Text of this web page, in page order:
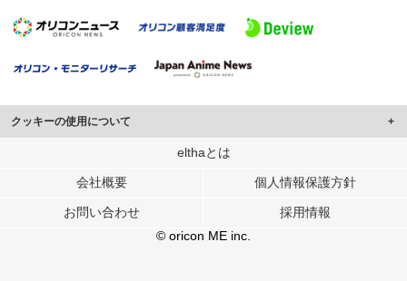
クッキーの使用について
このサイトでは Cookie を使用して、ユーザーに合わせたコンテンツや広告の
行っています。
メディアや広告配信、データ解析の各パートナーに提供しています。
各パートナーは、この情報とユーザーが各パートナーに提供した他の情報や、
ユーザーが各パートナーのサービスを使用したときに収集した他の情報を組み
elthaとは
会社概要 個人情報保護方針
お問い合わせ
採用情報
© oricon ME inc.